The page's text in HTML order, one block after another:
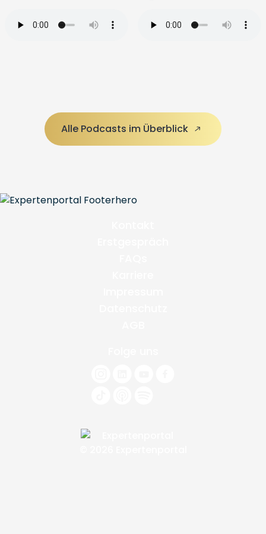
Alle Podcasts im Überblick